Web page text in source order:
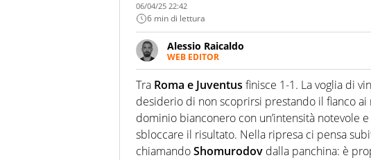
06/04/25 22:42
6 min di lettura
Alessio Raicaldo
WEB EDITOR
Un figlio che si chiama Diego e la tesi di
quale filo conduttore irrinunciabile tra
indaga, approfondisce e scandaglia
Tra Roma e Juventus finisce 1-1. La voglia di
desiderio di non scoprirsi prestando il fianco
dominio bianconero con un’intensità notevole
sbloccare il risultato. Nella ripresa ci pensa
chiamandoShomurodov dalla panchina: è